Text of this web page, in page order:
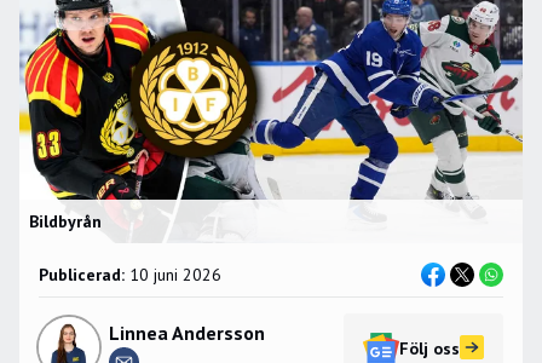
Bildbyrån
Publicerad: 10 juni 2026
Linnea Andersson
Följ oss